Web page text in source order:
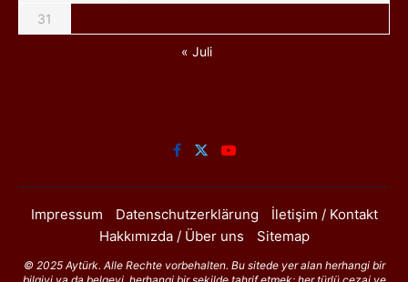
31
« Juli
Impressum Datenschutzerklärung
İletişim / Kontakt
Hakkımızda / Über uns
Sitemap
© 2025 Aytürk. Alle Rechte vorbehalten. Bu sitede yer alan herhangi bir